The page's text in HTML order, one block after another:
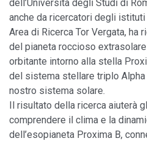
dell’Università degli Studi di
anche da ricercatori degli istituti
Area di Ricerca Tor Vergata,
del pianeta roccioso
orbitante intorno alla stella
del sistema stellare triplo Alpha
nostro sistema solare.
Il risultato della ricerca aiuterà
comprendere il clima e la
dell’esopianeta Proxima B,